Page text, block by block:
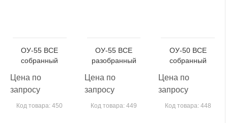
ОУ-55 ВСЕ
собранный
Цена по
запросу
Код товара: 450
ОУ-55 ВСЕ
разобранный
Цена по
запросу
Код товара: 449
ОУ-50 ВСЕ
собранный
Цена по
запросу
Код товара: 448